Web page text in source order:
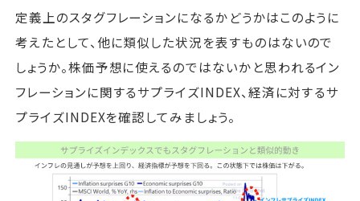
定義上のスタグフレーションになるかどうかはこのように
考えたとして、他に類似した状況を表すものはないので
しょうか。株価予想に使えるのではないかと思われるイン
フレーションに関するサプライズINDEX、経済に対するサ
プライズINDEXを確認してみましょう。